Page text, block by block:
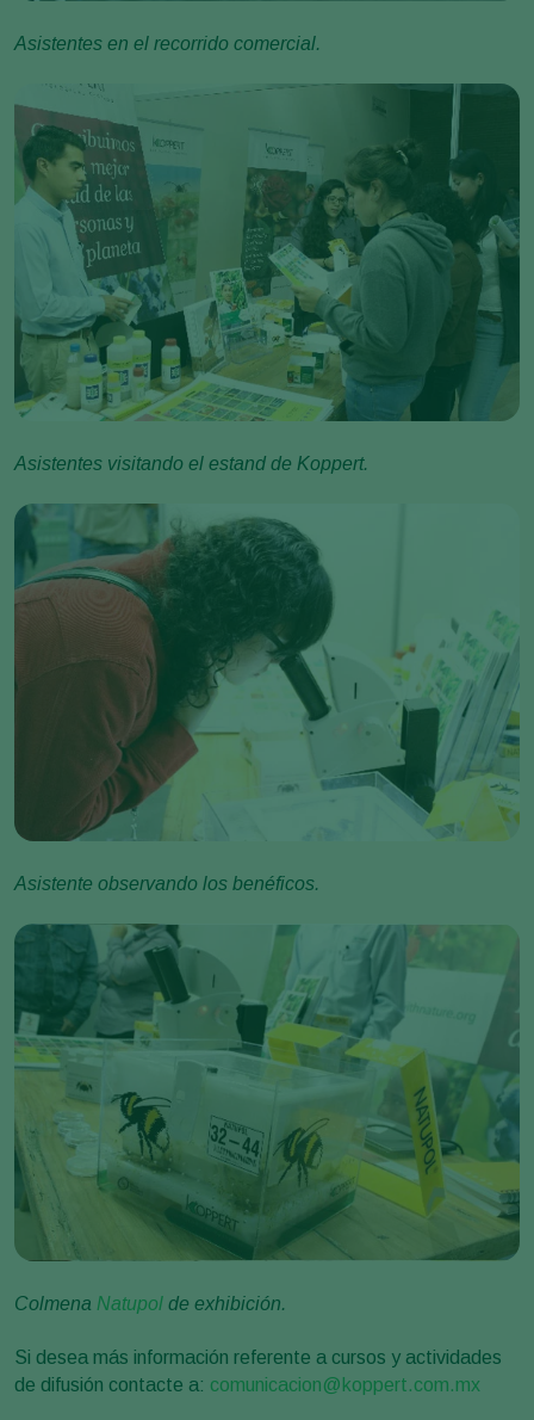
Asistentes en el recorrido comercial.
Asistentes visitando el estand de Koppert.
Asistente observando los benéficos.
Colmena Natupol de exhibición.
Si desea más información referente a cursos y actividades
de difusión contacte a: comunicacion@koppert.com.mx